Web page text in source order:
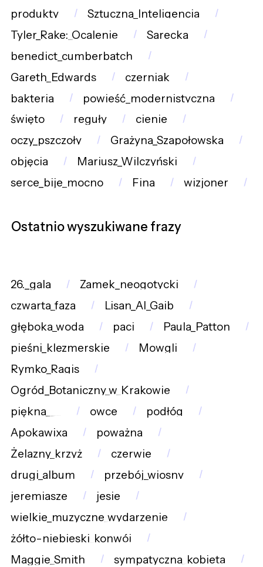
produkty
Sztuczna_Inteligencja
Tyler_Rake:_Ocalenie
Sarecka
benedict_cumberbatch
Gareth_Edwards
czerniak
bakteria
powieść_modernistyczna
święto
reguły
cienie
oczy_pszczoły
Grażyna_Szapołowska
objęcia
Mariusz_Wilczyński
serce_bije_mocno
Fina wizjoner
Ostatnio wyszukiwane frazy
26._gala
Zamek_neogotycki
czwarta_faza
Lisan_Al_Gaib
głęboka_woda
paci
Paula_Patton
pieśni_klezmerskie
Mowgli
Rymko_Ragis
Ogród_Botaniczny_w_Krakowie
piękna___
owce
podłóg
Apokawixa
poważna
Żelazny_krzyż
czerwie
drugi_album
przebój_wiosny
jeremiasze
jesie
wielkie_muzyczne_wydarzenie
żółto-niebieski_konwój
Maggie_Smith
sympatyczna_kobieta